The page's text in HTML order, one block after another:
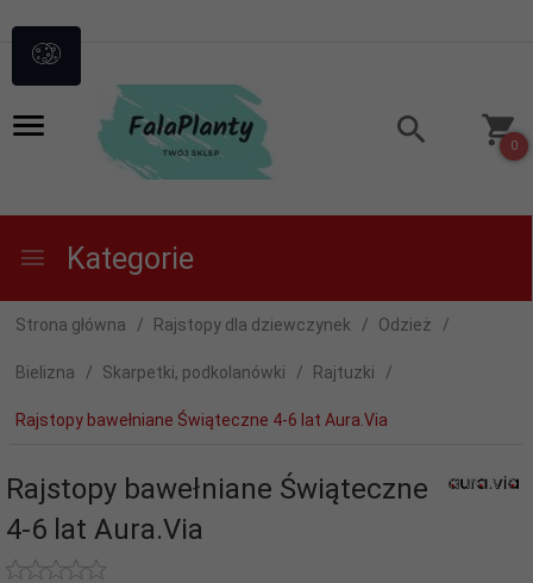
0
Kategorie
Strona główna Rajstopy dla dziewczynek Odzież
Bielizna Skarpetki, podkolanówki Rajtuzki
Rajstopy bawełniane Świąteczne 4-6 lat Aura.Via
Rajstopy bawełniane Świąteczne
4-6 lat Aura.Via